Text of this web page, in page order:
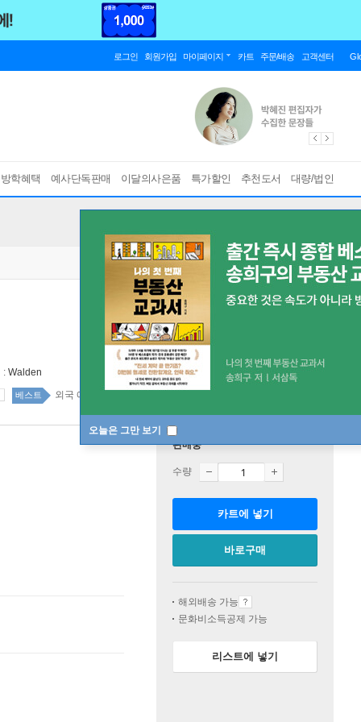
로그인 회원가입 마이페이지 카트 주문/배송 고객센터
학혜택 예사단독판매 이달의사은품 특가할인 추천도서 대량/법인
오늘은 그만 보기
: Walden
베스트 외국 에세이 40위
판매중
수량
카트에 넣기
바로구매
해외배송 가능
문화비소득공제 가능
리스트에 넣기